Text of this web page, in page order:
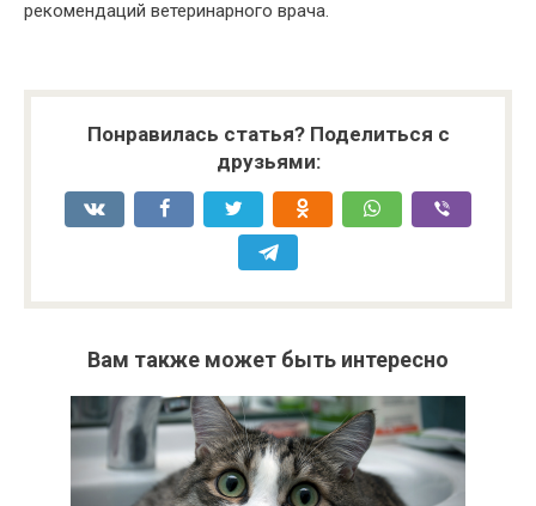
рекомендаций ветеринарного врача.
Понравилась статья? Поделиться с
друзьями:
Вам также может быть интересно